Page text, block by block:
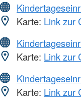
Karte: Link zur
Karte: Link zur
Karte: Link zur